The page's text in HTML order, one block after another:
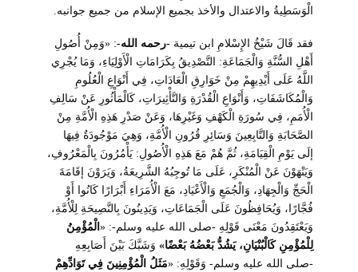
الْوَسَطِيةُ والاعتدال والأخذ بجميع الإسلام من جميع جوانبه.
فقد قَالَ شَيْخُ الإِسْلامِ ابن تيمية -رحمه الله-: «وَمِنْ أُصُولِ
أَهْلِ السُّنَّةِ وَالْجَمَاعَةِ: التَّصْدِيقُ بِكَرَامَاتِ الْأَوْلِيَاءِ، وَمَا يُجْرِي
اللَّهُ عَلَى أَيْدِيهِمْ مِنْ خَوَارِقِ الْعَادَاتِ، فِي أَنْوَاعِ الْعُلُومِ
وَالْمُكَاشَفَاتِ، وَأَنْوَاعِ الْقُدْرَةِ وَالتَّأْثِيرَاتِ، كَالْمَأْثُورِ عَنْ سَالِفِ
الْأُمَمِ، فِي سُورَةِ الْكَهْفِ وَغَيْرِهَا، وَعَنْ صَدْرِ هَذِهِ الْأُمَّةِ مِنْ
الصَّحَابَةِ وَالتَّابِعِينَ وَسَائِرِ قُرُونِ الْأُمَّةِ، وَهِيَ مَوْجُودَةٌ فِيهَا
إلَى يَوْمِ الْقِيَامَةِ، ثُمَّ هُمْ مَعَ هَذِهِ الْأُصُولِ: يَأْمُرُونَ بِالْمَعْرُوفِ،
وَيَنْهَوْنَ عَنْ الْمُنْكَرِ، عَلَى مَا تُوجِبُهُ الشَّرِيعَةُ، وَيَرَوْنَ إقَامَةَ
الْحَجِّ وَالْجِهَادِ، وَالْجُمَعِ وَالْأَعْيَادِ، مَعَ الْأُمَرَاءِ أَبْرَارًا كَانُوا أَوْ
فُجَّارًا، وَيُحَافِظُونَ عَلَى الْجَمَاعَاتِ، وَيَدِينُونَ بِالنَّصِيحَةِ لِلْأُمَّةِ،
وَيَعْتَقِدُونَ مَعْنَى قَوْلِهِ -صلى الله عليه وسلم-: « الْمُؤْمِنُ
لِلْمُؤْمِنِ كَالْبُنْيَانِ، يَشُدُّ بَعْضُهُ بَعْضًا» وَشَبَّكَ بَيْنَ أَصَابِعِهِ
-صلى الله عليه وسلم- وَقَوْلِهِ: «مَثَلُ الْمُؤْمِنِينَ فِي تَوَادِّهِمْ